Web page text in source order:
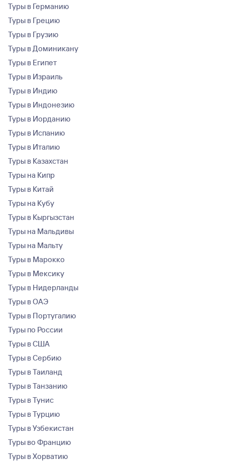
Туры в Германию
Туры в Грецию
Туры в Грузию
Туры в Доминикану
Туры в Египет
Туры в Израиль
Туры в Индию
Туры в Индонезию
Туры в Иорданию
Туры в Испанию
Туры в Италию
Туры в Казахстан
Туры на Кипр
Туры в Китай
Туры на Кубу
Туры в Кыргызстан
Туры на Мальдивы
Туры на Мальту
Туры в Марокко
Туры в Мексику
Туры в Нидерланды
Туры в ОАЭ
Туры в Португалию
Туры по России
Туры в США
Туры в Сербию
Туры в Таиланд
Туры в Танзанию
Туры в Тунис
Туры в Турцию
Туры в Узбекистан
Туры во Францию
Туры в Хорватию